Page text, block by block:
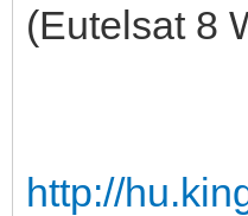
(Eutelsat 8
http://